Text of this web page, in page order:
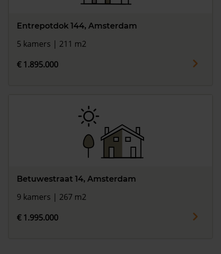
Entrepotdok 144, Amsterdam
5 kamers | 211 m2
€ 1.895.000
Betuwestraat 14, Amsterdam
9 kamers | 267 m2
€ 1.995.000